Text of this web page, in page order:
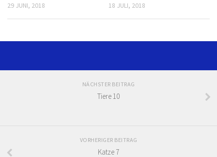
29 JUNI, 2018 18 JULI, 2018
NÄCHSTER BEITRAG
Tiere 10
VORHERIGER BEITRAG
Katze 7